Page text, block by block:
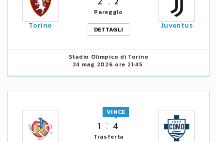
Torino
Pareggio
DETTAGLI
Juventus
Stadio Olimpico di Torino
24 mag 2026 ore 21:45
1 4
VINCE
Trasferta